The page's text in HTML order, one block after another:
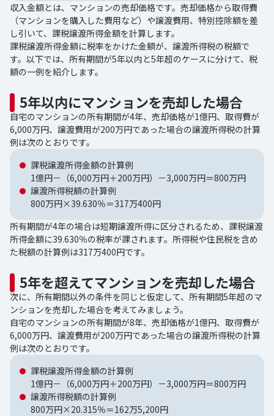
収入金額とは、マンションの売却価格です。売却価格から取得費
（マンションを購入した費用など）や譲渡費用、特別控除額を差
し引いて、課税譲渡所得金額を計算します。
課税譲渡所得金額に税率をかけた金額が、譲渡所得税の税額で
す。以下では、所有期間が5年以内と5年超のケースに分けて、税
額の一例を紹介します。
5年以内にマンションを売却した場合
自宅のマンションの所有期間が4年、売却価格が1億円、取得費が
6,000万円、譲渡費用が200万円であった場合の譲渡所得税の計算
例は次のとおりです。
課税譲渡所得金額の計算例
1億円－（6,000万円＋200万円）－3,000万円＝800万円
譲渡所得税額の計算例
800万円×39.630％＝317万400円
所有期間が4年の場合は短期譲渡所得に区分されるため、課税譲渡
所得金額に39.630％の税率が課されます。所得税や住民税を含め
た税額の計算例は317万400円です。
5年を超えてマンションを売却した場合
次に、所有期間以外の条件を同じと仮定して、所有期間5年超のマ
ンションを売却した場合を考えてみましょう。
自宅のマンションの所有期間が8年、売却価格が1億円、取得費が
6,000万円、譲渡費用が200万円であった場合の譲渡所得税の計算
例は次のとおりです。
課税譲渡所得金額の計算例
1億円－（6,000万円＋200万円）－3,000万円＝800万円
譲渡所得税額の計算例
800万円×20.315％＝162万5,200円